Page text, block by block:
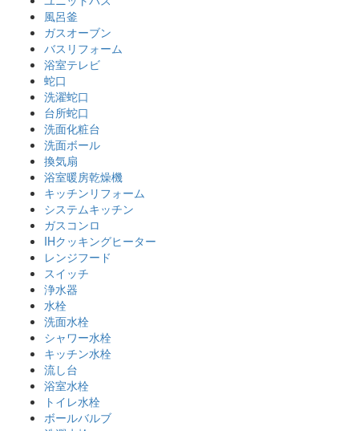
風呂釜
ガスオーブン
バスリフォーム
浴室テレビ
蛇口
洗濯蛇口
台所蛇口
洗面化粧台
洗面ボール
換気扇
浴室暖房乾燥機
キッチンリフォーム
システムキッチン
ガスコンロ
IHクッキングヒーター
レンジフード
スイッチ
浄水器
水栓
洗面水栓
シャワー水栓
キッチン水栓
流し台
浴室水栓
トイレ水栓
ボールバルブ